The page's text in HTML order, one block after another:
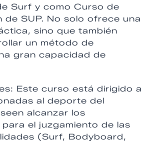
Surf y como Curso de
de SUP. No solo ofrece una
sino que también
un método de
gran capacidad de
Este curso está dirigido a
al deporte del
alcanzar los
el juzgamiento de las
(Surf, Bodyboard,